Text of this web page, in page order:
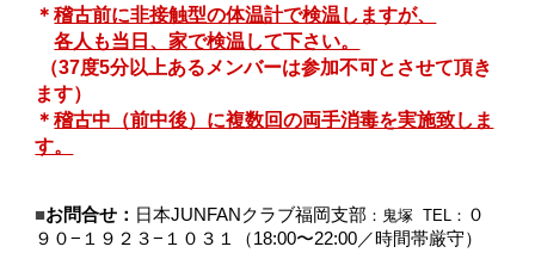
＊稽古前に非接触型の体温計で検温しますが、
各人も当日、家で検温して下さい。
（37度5分以上あるメンバーは参加不可とさせて頂き
ます）
＊稽古中（前中後）に複数回の両手消毒を実施致しま
す。
■お問合せ： 日本JUNFANクラブ福岡支部 ：鬼塚TEL： ０
９０−１９２３−１０３１（18:00〜22:00／時間帯厳守）